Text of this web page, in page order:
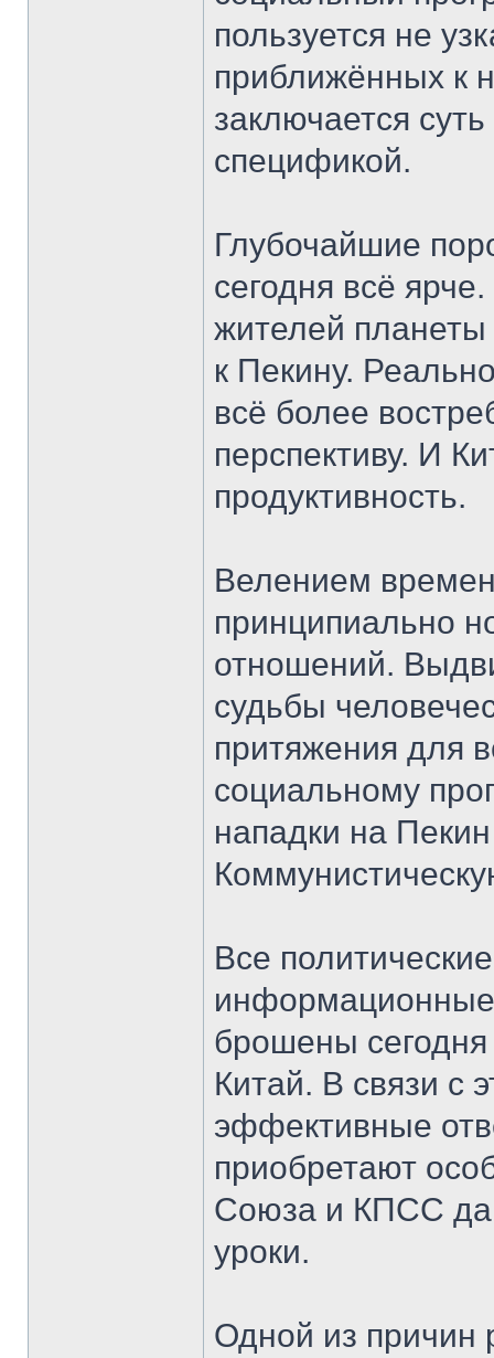
пользуется не
приближённых к
заключается
спецификой.
Глубочайшие
сегодня всё
жителей
к Пекину.
всё более
перспективу. И
продуктивность.
Велением
принципиально
отношений.
судьбы
притяжения для
социальному
нападки на
Все
информационные
брошены сегодня
Китай. В связи с
эффективные
приобретают
Союза и КПСС
уроки.
Одной из